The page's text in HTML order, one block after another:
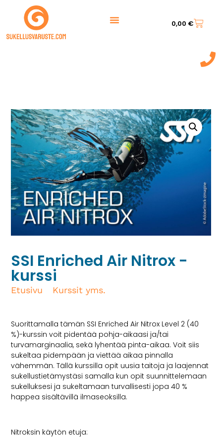
0,00 €
SSI Enriched Air Nitrox -
kurssi
Etusivu Kurssit yms.
Suorittamalla tämän SSI Enriched Air Nitrox Level 2 (40
%)-kurssin voit pidentää pohja-aikaasi ja/tai
turvamarginaalia, sekä lyhentää pinta-aikaa. Voit siis
sukeltaa pidempään ja viettää aikaa pinnalla
vähemmän. Tällä kurssilla opit uusia taitoja ja laajennat
sukellustietämystäsi samalla kun opit suunnittelemaan
sukelluksesi ja sukeltamaan turvallisesti jopa 40 %
happea sisältävillä ilmaseoksilla.
Nitroksin käytön etuja: